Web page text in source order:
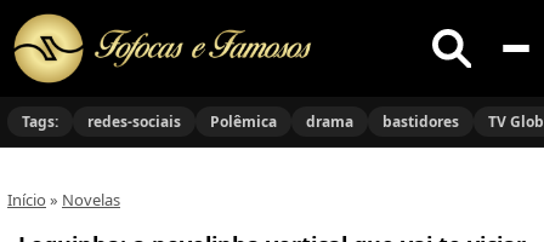
Buscar
no
Tags: redes-sociais Polêmica drama bastidores TV
Início » Novelas